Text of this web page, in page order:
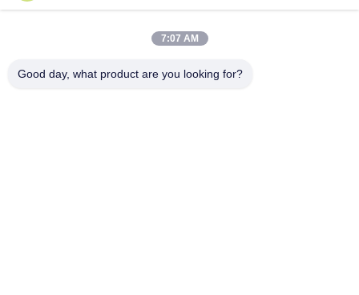
automatische het
7:07 AM
Good day, what product are you looking for?